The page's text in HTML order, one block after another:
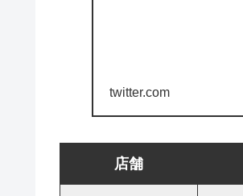
twitter.com
店舗